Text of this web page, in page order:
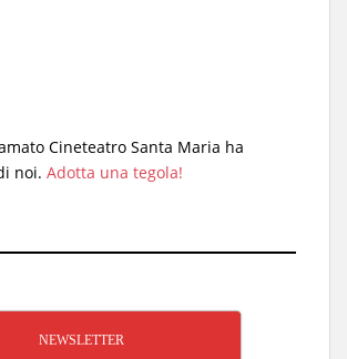
Cineteatro Santa Maria ha
noi. Adotta una tegola!
NEWSLETTER